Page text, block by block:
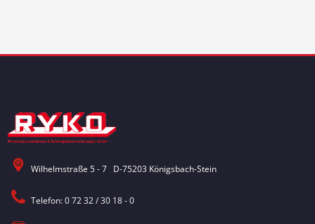
Wilhelmstraße 5 - 7 D-75203 Königsbach-Stein
Telefon: 0 72 32 / 30 18 - 0